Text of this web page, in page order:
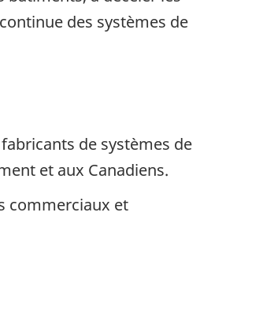
des systèmes de
de systèmes de
et aux Canadiens.
commerciaux et